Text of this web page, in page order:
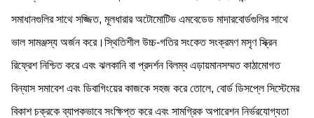
সমাধানগুলির সাথে সজ্জিত, মূলধারার অটোমোটিভ এমবেডেড মাদারবোর্ডগুলির সাথে
ভাল সামঞ্জস্য অর্জন করে।স্থিতিশীল উচ্চ-গতির সংকেত সংক্রমণ মসৃণ স্ক্রিন
রিফ্রেশ নিশ্চিত করে এবং ঝলকানি বা প্রদর্শন বিলম্ব এড়ায়মানসম্মত কাঠামোগত
বিন্যাস সমাবেশ এবং ডিবাগিংয়ের কাজকে সহজ করে তোলে, বোর্ড ডিসপ্লে সিস্টেমের
বিকাশ চক্রকে ব্যাপকভাবে সংক্ষিপ্ত করে এবং সামগ্রিক অপারেশন নির্ভরযোগ্যতা